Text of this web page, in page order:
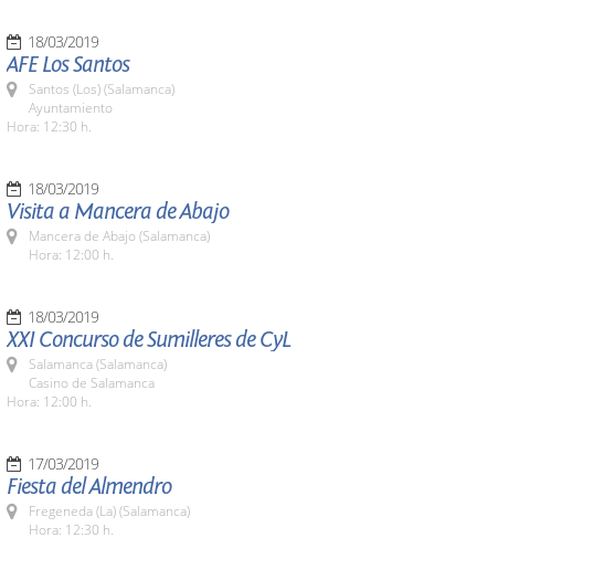
18/03/2019
AFE Los Santos
Santos (Los) (Salamanca)
Ayuntamiento
Hora: 12:30 h.
18/03/2019
Visita a Mancera de Abajo
Mancera de Abajo (Salamanca)
Hora: 12:00 h.
18/03/2019
XXI Concurso de Sumilleres de CyL
Salamanca (Salamanca)
Casino de Salamanca
Hora: 12:00 h.
17/03/2019
Fiesta del Almendro
Fregeneda (La) (Salamanca)
Hora: 12:30 h.